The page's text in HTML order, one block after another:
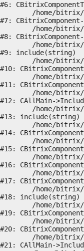
#6:
#7: CBitrixComponent-
#8: CBitrixComponent-
#9: include(string)
#10:
#11:
#12: CAllMain-
#13: include(string)
#14:
#15:
#16:
#17:
#18: include(string)
#19:
#20:
#21: CAllMain-